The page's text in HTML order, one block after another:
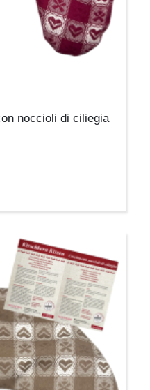
noccioli di ciliegia